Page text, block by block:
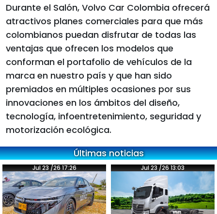
Durante el Salón, Volvo Car Colombia ofrecerá
atractivos planes comerciales para que más
colombianos puedan disfrutar de todas las
ventajas que ofrecen los modelos que
conforman el portafolio de vehículos de la
marca en nuestro país y que han sido
premiados en múltiples ocasiones por sus
innovaciones en los ámbitos del diseño,
tecnología, infoentretenimiento, seguridad y
motorización ecológica.
Últimas noticias
Jul 23 /26 17:26 Jul 23 /26 13:03